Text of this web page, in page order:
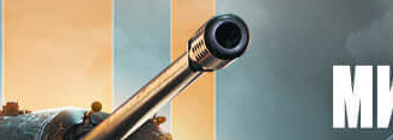
игры онлайн бесплатно